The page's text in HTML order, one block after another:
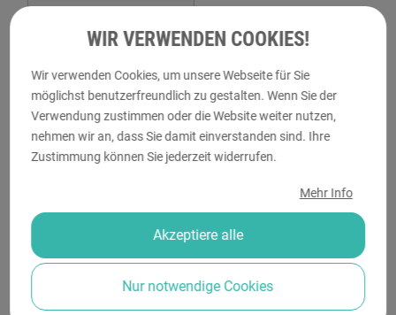
Zustellung
DPD:voraussichtlich 18.08.2026 -
19.08.2026
Post.at :voraussichtlich 19.08.2026 -
Abholung
Druckraum Liesing:ab 17.08.2026
Gesamtpreis
WIR VERWENDEN COOKIES!
Wir verwenden Cookies, um unsere Webseite für Sie
möglichst benutzerfreundlich zu gestalten. Wenn Sie der
Verwendung zustimmen oder die Website weiter nutzen,
nehmen wir an, dass Sie damit einverstanden sind. Ihre
Zustimmung können Sie jederzeit widerrufen.
Mehr Info
Akzeptiere alle
Nur notwendige Cookies